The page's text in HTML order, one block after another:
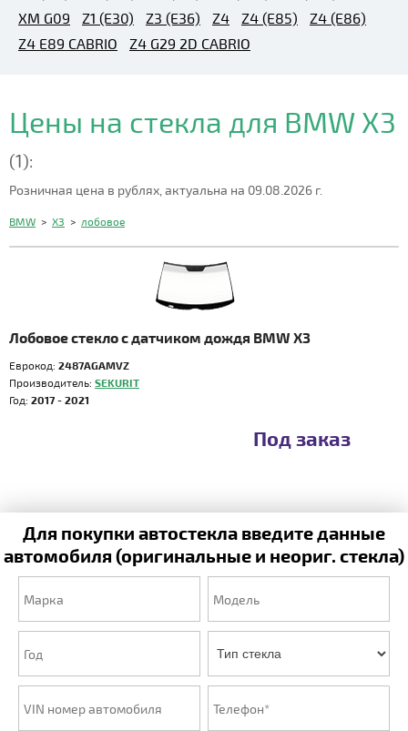
XM G09
Z1 (E30) Z3 (E36) Z4 Z4 (E85)
Z4 (E86)
Z4 E89 CABRIO
Z4 G29 2D CABRIO
Цены на стекла для BMW X3
(1):
Розничная цена в рублях, актуальна на 09.08.2026 г.
BMW > X3 > лобовое
Лобовое стекло с датчиком дождя BMW X3
Еврокод: 2487AGAMVZ
Производитель: SEKURIT
Год: 2017 - 2021
Под заказ
Для покупки автостекла введите данные
автомобиля (оригинальные и неориг. стекла)